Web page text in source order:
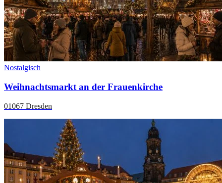
Nostalgisch
Weihnachtsmarkt an der Frauenkirche
01067 Dresden